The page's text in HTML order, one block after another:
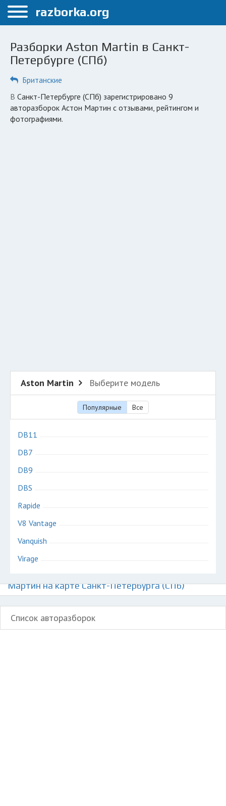
Меню
Санкт-Петербург
Каталог разборок
Автосервисы
Разборки Aston Martin в Санкт-
Петербурге (СПб)
Британские
в Санкт-Петербурге (СПб) зарегистрировано 9
авторазборок Астон Мартин с отзывами, рейтингом и
фотографиями.
Aston Martin Выберите модель
Популярные Все
DB11
DB7
DB9
DBS
Rapide
V8 Vantage
Vanquish
Virage
Мартин на карте Санкт-Петербурга (СПб)
Список авторазборок
razborka.org